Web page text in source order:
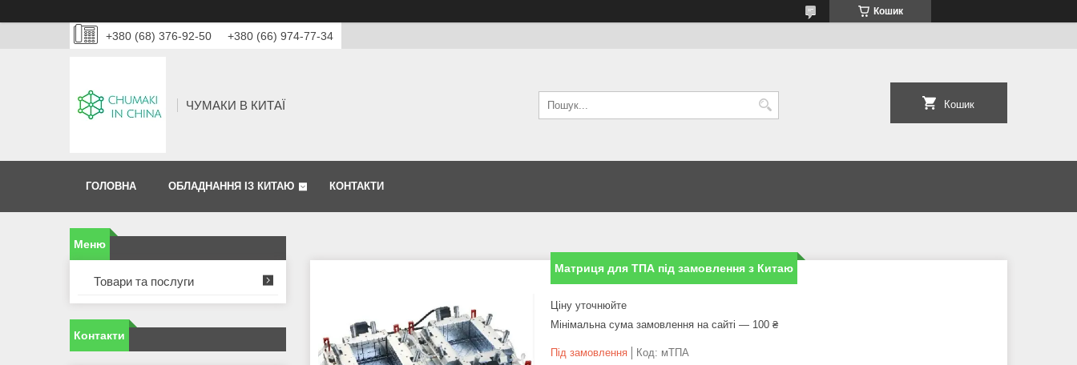
Кошик
+380 (68) 376-92-50 +380 (66) 974-77-34
ЧУМАКИ В КИТАЇ Кошик
ГОЛОВНА ОБЛАДНАННЯ ІЗ КИТАЮ КОНТАКТИ
Матриця для ТПА під замовлення з Китаю
Ціну уточнюйте
Мінімальна сума замовлення на сайті — 100 ₴
Під замовлення Код: мТПА
Товари та послуги
Контакти